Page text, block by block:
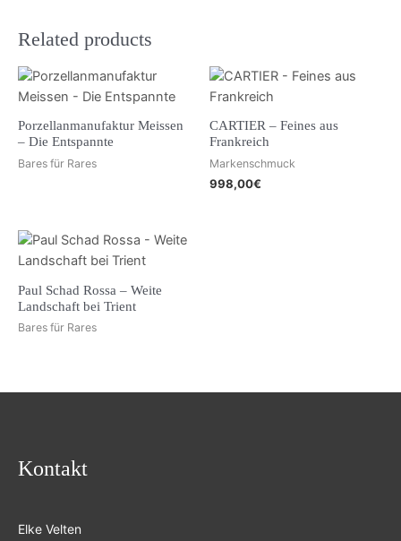
Related products
Porzellanmanufaktur Meissen
– Die Entspannte
Bares für Rares
CARTIER – Feines aus
Frankreich
Markenschmuck
998,00€
Paul Schad Rossa – Weite
Landschaft bei Trient
Bares für Rares
Kontakt
Elke Velten